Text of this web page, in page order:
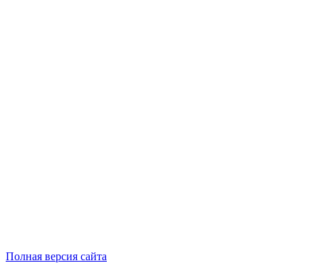
Полная версия сайта